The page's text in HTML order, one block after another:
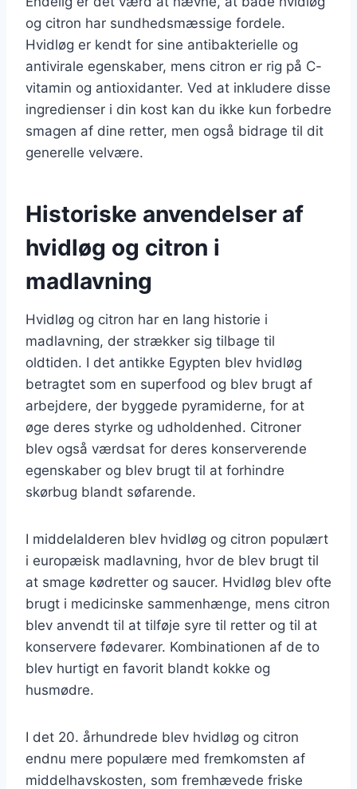
og citron har sundhedsmæssige fordele.
Hvidløg er kendt for sine antibakterielle og
antivirale egenskaber, mens citron er rig på C-
vitamin og antioxidanter. Ved at inkludere disse
ingredienser i din kost kan du ikke kun forbedre
smagen af dine retter, men også bidrage til dit
generelle velvære.
Historiske anvendelser af
hvidløg og citron i
madlavning
Hvidløg og citron har en lang historie i
madlavning, der strækker sig tilbage til
oldtiden. I det antikke Egypten blev hvidløg
betragtet som en superfood og blev brugt af
arbejdere, der byggede pyramiderne, for at
øge deres styrke og udholdenhed. Citroner
blev også værdsat for deres konserverende
egenskaber og blev brugt til at forhindre
skørbug blandt søfarende.
I middelalderen blev hvidløg og citron populært
i europæisk madlavning, hvor de blev brugt til
at smage kødretter og saucer. Hvidløg blev ofte
brugt i medicinske sammenhænge, mens citron
blev anvendt til at tilføje syre til retter og til at
konservere fødevarer. Kombinationen af de to
blev hurtigt en favorit blandt kokke og
husmødre.
I det 20. århundrede blev hvidløg og citron
endnu mere populære med fremkomsten af
middelhavskosten, som fremhævede friske